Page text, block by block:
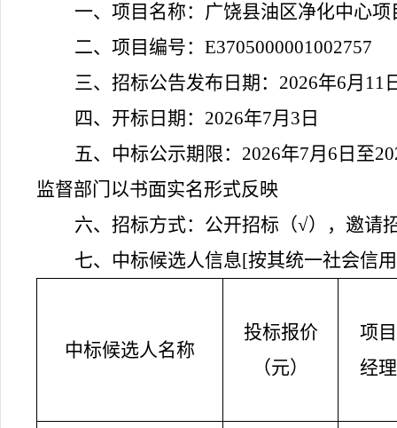
一、项目名称： 广饶县油区净化中心项
二、项目编号： E3705000001002757
三、招标公告发布日期 ：2026年6月 11
四、开标日期： 2026年7月 3 日
五、中标公示期限：2026年7月 6 日至
监督部门以书面实名形式反映
六、招标方式： 公开招标（√），邀请
七、中标候选人信息[按其统一社会信
中标候选人名称
投标报价
（元）
项目
经理